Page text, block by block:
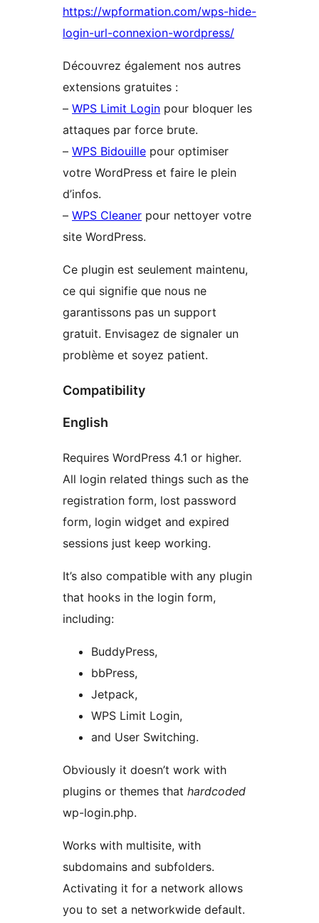
https://wpformation.com/wps-hide-
login-url-connexion-wordpress/
Découvrez également nos autres
extensions gratuites :
– WPS Limit Login pour bloquer les
attaques par force brute.
– WPS Bidouille pour optimiser
votre WordPress et faire le plein
d’infos.
– WPS Cleaner pour nettoyer votre
site WordPress.
Ce plugin est seulement maintenu,
ce qui signifie que nous ne
garantissons pas un support
gratuit. Envisagez de signaler un
problème et soyez patient.
Compatibility
English
Requires WordPress 4.1 or higher.
All login related things such as the
registration form, lost password
form, login widget and expired
sessions just keep working.
It’s also compatible with any plugin
that hooks in the login form,
including:
BuddyPress,
bbPress,
Jetpack,
WPS Limit Login,
and User Switching.
Obviously it doesn’t work with
plugins or themes that hardcoded
wp-login.php.
Works with multisite, with
subdomains and subfolders.
Activating it for a network allows
you to set a networkwide default.